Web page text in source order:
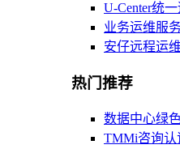
U-Center统
业务运维服
安仔远程运
热门推荐
数据中心绿
TMMi咨询认